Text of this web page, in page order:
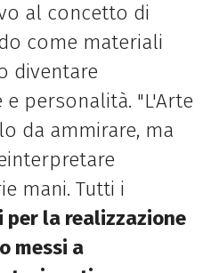
al concetto di
come materiali
diventare
personalità. "L'Arte
da ammirare, ma
mani. Tutti i
la realizzazione
messi a